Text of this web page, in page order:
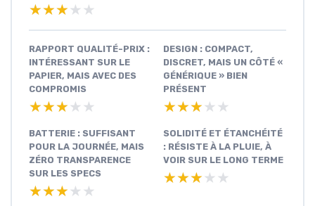
★★★★★
★★★★★
RAPPORT QUALITÉ-PRIX :
INTÉRESSANT SUR LE
PAPIER, MAIS AVEC DES
COMPROMIS
★★★★★
★★★★★
DESIGN : COMPACT,
DISCRET, MAIS UN CÔTÉ «
GÉNÉRIQUE » BIEN
PRÉSENT
★★★★★
★★★★★
BATTERIE : SUFFISANT
POUR LA JOURNÉE, MAIS
ZÉRO TRANSPARENCE
SUR LES SPECS
★★★★★
★★★★★
SOLIDITÉ ET ÉTANCHÉITÉ
: RÉSISTE À LA PLUIE, À
VOIR SUR LE LONG TERME
★★★★★
★★★★★